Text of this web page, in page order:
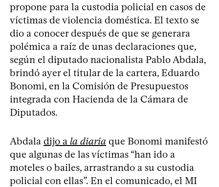
propone para la custodia policial en casos de
víctimas de violencia doméstica. El texto se
dio a conocer después de que se generara
polémica a raíz de unas declaraciones que,
según el diputado nacionalista Pablo Abdala,
brindó ayer el titular de la cartera, Eduardo
Bonomi, en la Comisión de Presupuestos
integrada con Hacienda de la Cámara de
Diputados.
Abdala dijo a la diaria que Bonomi manifestó
que algunas de las víctimas “han ido a
moteles o bailes, arrastrando a su custodia
policial con ellas”. En el comunicado, el MI